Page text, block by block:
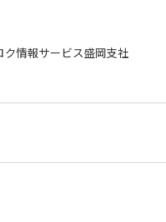
情報サービス盛岡支社